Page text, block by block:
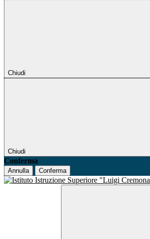
Chiudi
Chiudi
Conferma
Annulla Conferma